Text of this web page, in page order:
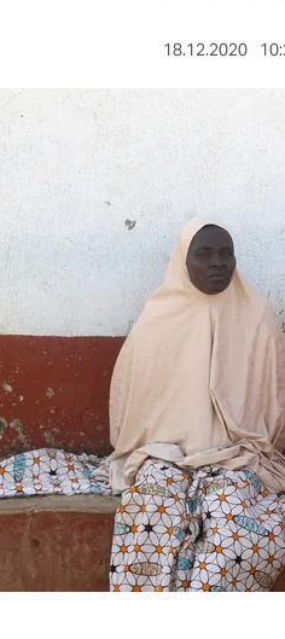
& hilfe
18.12.2020